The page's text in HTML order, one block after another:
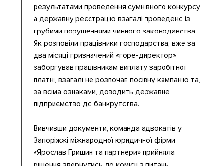
результатами проведення сумнівного конкурсу,
а державну реєстрацію взагалі проведено із
грубими порушеннями чинного законодавства.
Як розповіли працівники господарства, вже за
два місяці призначений «горе-директор»
заборгував працівникам виплату заробітної
платні, взагалі не розпочав посівну кампанію та,
за всіма ознаками, доводить державне
підприємство до банкрутства.
Вивчивши документи, команда адвокатів у
Запоріжжі міжнародної юридичної фірми
«Ярослав Гришин та партнери» прийняла